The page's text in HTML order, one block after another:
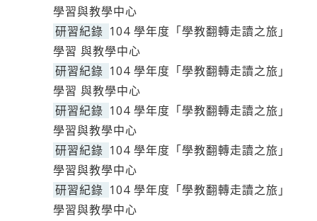
學習與教學中心
研習紀錄 104 學年度「學教翻轉走讀之旅」
學習 與教學中心
研習紀錄 104 學年度「學教翻轉走讀之旅」
學習 與教學中心
研習紀錄 104 學年度「學教翻轉走讀之旅」
學習與教學中心
研習紀錄 104 學年度「學教翻轉走讀之旅」
學習與教學中心
研習紀錄 104 學年度「學教翻轉走讀之旅」
學習與教學中心